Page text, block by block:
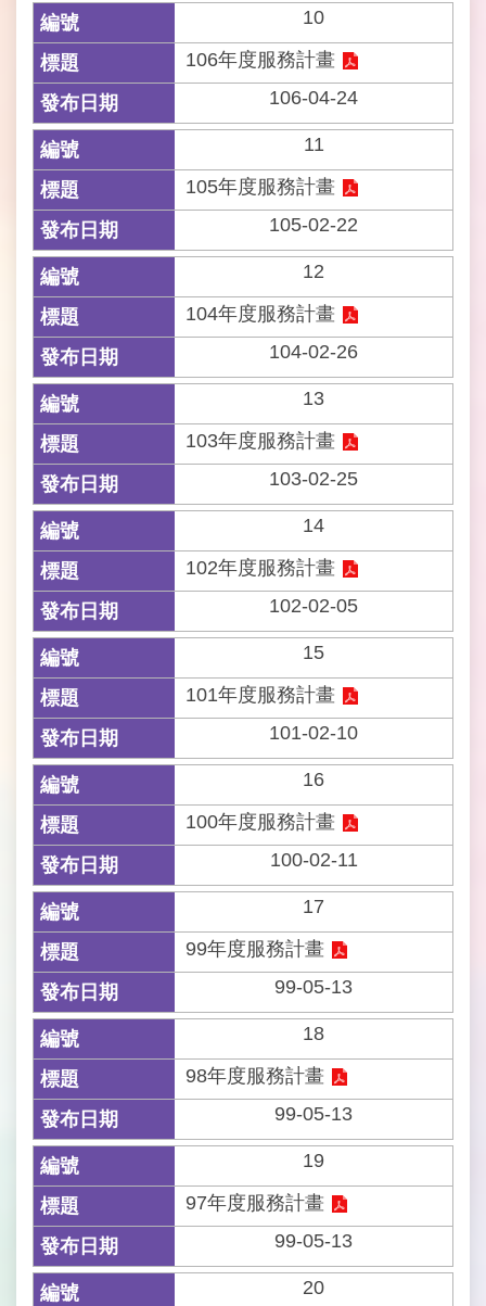
政
北
客
信
政
網
資
開
網
安
隱
10
106年度服務計畫
106-04-24
11
105年度服務計畫
105-02-22
12
104年度服務計畫
104-02-26
13
103年度服務計畫
103-02-25
14
102年度服務計畫
102-02-05
15
101年度服務計畫
101-02-10
16
100年度服務計畫
100-02-11
17
99年度服務計畫
99-05-13
18
98年度服務計畫
99-05-13
19
97年度服務計畫
99-05-13
20